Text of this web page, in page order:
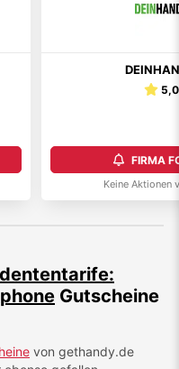
5,0
FIRMA
Keine Aktionen
Gutscheine
von gethandy.de